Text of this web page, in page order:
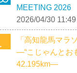
MEETING 2026
2026/04/30 11:49
「高知龍馬マラ
―“こじゃんとお
42.195km―